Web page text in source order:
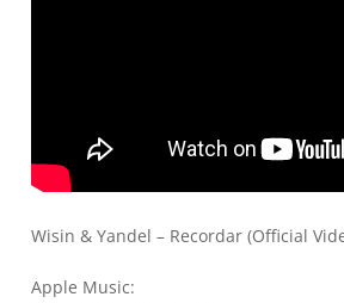
Wisin & Yandel – Recordar (Official
Apple Music: